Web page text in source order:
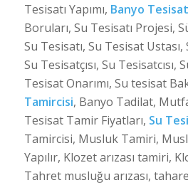
Tesisatı Yapımı, Banyo
Boruları, Su Tesisatı Projesi,
Su Tesisatı, Su Tesisat Ustası,
Su Tesisatçısı, Su
Tesisat Onarımı, Su tesisat
Tamircisi, Banyo Tadilat,
Tesisat Tamir Fiyatları, Su
Tamircisi, Musluk Tamiri,
Yapılır, Klozet arızası tamiri,
Tahret musluğu arızası,